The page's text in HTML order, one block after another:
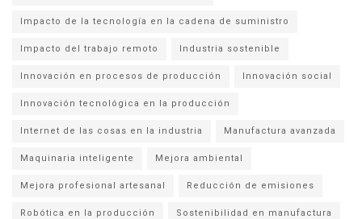
Impacto de la tecnología en la cadena de suministro
Impacto del trabajo remoto Industria sostenible
Innovación en procesos de producción Innovación social
Innovación tecnológica en la producción
Internet de las cosas en la industria Manufactura avanzada
Maquinaria inteligente Mejora ambiental
Mejora profesional artesanal Reducción de emisiones
Robótica en la producción Sostenibilidad en manufactura